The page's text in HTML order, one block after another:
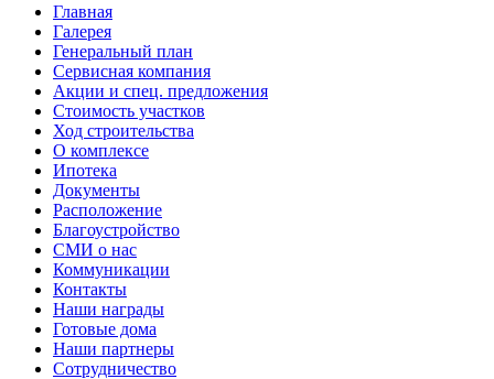
Главная
Галерея
Генеральный план
Сервисная компания
Акции и спец. предложения
Стоимость участков
Ход строительства
О комплексе
Ипотека
Документы
Расположение
Благоустройство
СМИ о нас
Коммуникации
Контакты
Наши награды
Готовые дома
Наши партнеры
Сотрудничество